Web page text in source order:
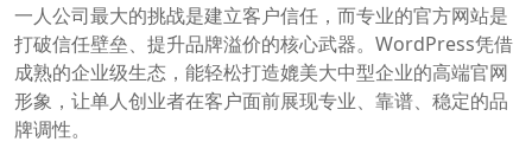
一人公司最大的挑战是建立客户信任，而专业的官方网站是
打破信任壁垒、提升品牌溢价的核心武器。WordPress凭借
成熟的企业级生态，能轻松打造媲美大中型企业的高端官网
形象，让单人创业者在客户面前展现专业、靠谱、稳定的品
牌调性。